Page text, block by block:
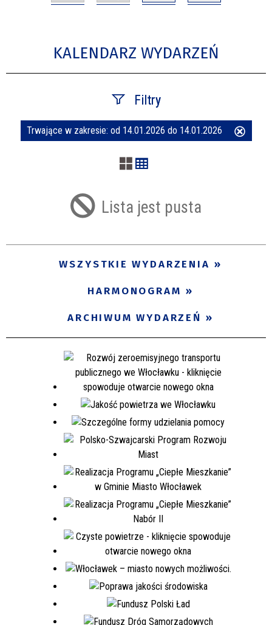
KALENDARZ WYDARZEŃ
Filtry
Szukana fraza
Trwające w zakresie: od 14.01.2026 do 14.01.2026
Lista jest pusta
WSZYSTKIE WYDARZENIA
HARMONOGRAM
ARCHIWUM WYDARZEŃ